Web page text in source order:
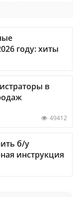
году: хиты
в
49412
б/у
инструкция